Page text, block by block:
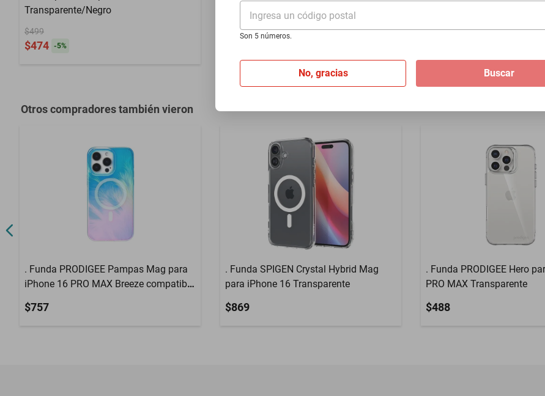
Ingresa un código postal
Son 5 números.
No, gracias Buscar
Transparente/Negro
$499
$474 -5%
iPhone 16 PRO Blanca Transparente
$757 $981
Otros compradores también vieron
. Funda PRODIGEE Pampas Mag para
iPhone 16 PRO MAX Breeze compatible
$757
. Funda SPIGEN Crystal Hybrid Mag
para iPhone 16 Transparente
$869
. Funda PRODIGEE Hero
PRO MAX Transparente
$488